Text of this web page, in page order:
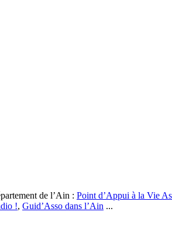
de l’Ain : Point d’Appui à la Vie
!, Guid’Asso dans l’Ain ...